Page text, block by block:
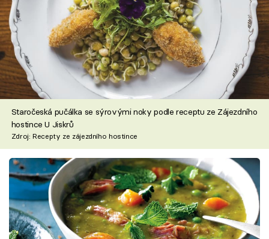
Staročeská pučálka se sýrovými noky podle receptu ze Zájezdního
hostince U Jiskrů
Zdroj: Recepty ze zájezdního hostince